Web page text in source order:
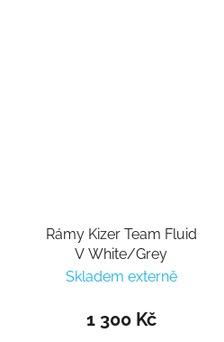
Rámy Kizer Team Fluid
V White/Grey
Skladem externě
1 300 Kč